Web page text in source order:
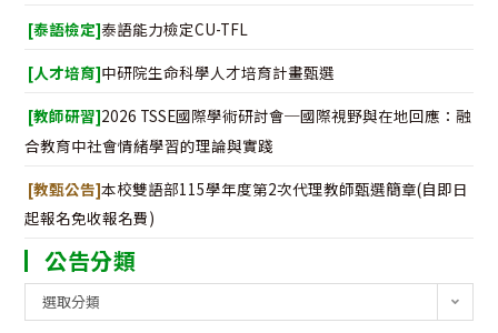
[泰語檢定]泰語能力檢定CU-TFL
[人才培育]中研院生命科學人才培育計畫甄選
[教師研習]2026 TSSE國際學術研討會─國際視野與在地回應：融
合教育中社會情緒學習的理論與實踐
[教甄公告]本校雙語部115學年度第2次代理教師甄選簡章(自即日
起報名免收報名費)
公告分類
告
選取分類